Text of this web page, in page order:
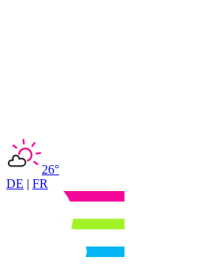
26°
DE | FR